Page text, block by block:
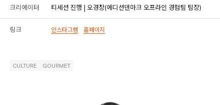
크리에이터 티세션 진행 | 오경창(에디션덴마크 오프라인 경험팀 팀장)
링크 인스타그램 홈페이지
CULTURE GOURMET